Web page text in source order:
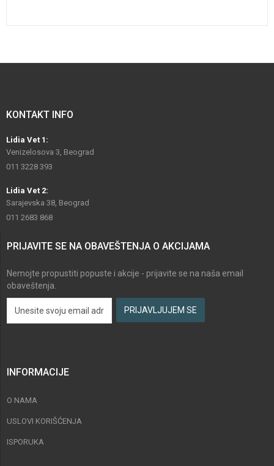
KONTAKT INFO
Lidia Vet 1:
Venizelosova 3, Beograd
011 3228 393
Lidia Vet 2:
Sarajevska 38, Beograd
011 2683 868
PRIJAVITE SE NA OBAVEŠTENJA O AKCIJAMA
Nemojte propustiti popuste i akcije - prijavite se na naša email
obaveštenja.
INFORMACIJE
O NAMA
USLOVI KORIŠĆENJA
ISPORUKA